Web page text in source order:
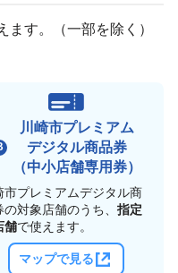
す。（一部を除く）
川崎市プレミアム
デジタル商品券
（中小店舗専用券）
市プレミアムデジタル商
の対象店舗のうち、 指定
舗で使えます。
マップで見る